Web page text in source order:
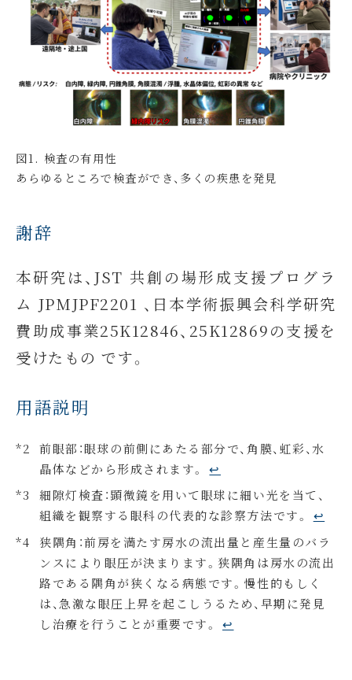
図1. 検査の有用性
あらゆるところで検査ができ、多くの疾患を発見
謝辞
本研究は、JST 共創の場形成支援プログラ
ム JPMJPF2201 、日本学術振興会科学研究
費助成事業25K12846、25K12869の支援を
受けたもの です。
用語説明
前眼部：眼球の前側にあたる部分で、角膜、虹彩、水
晶体などから形成されます。↩︎
細隙灯検査：顕微鏡を用いて眼球に細い光を当て、
組織を観察する眼科の代表的な診察方法です。 ↩︎
狭隅角：前房を満たす房水の流出量と産生量のバラ
ンスにより眼圧が決まります。狭隅角は房水の流出
路である隅角が狭くなる病態です。慢性的もしく
は、急激な眼圧上昇を起こしうるため、早期に発見
し治療を行うことが重要です。 ↩︎